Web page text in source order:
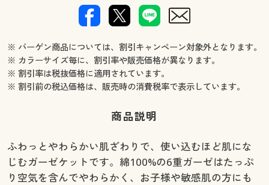
※ バーゲン商品については、割引キャンペーン対象外となります。
※ カラーサイズ毎に、割引率や販売価格が異なります。
※ 割引率は税抜価格に適用されています。
※ 割引前の税込価格は、販売時の消費税率で表示しています。
商品説明
ふわっとやわらかい肌ざわりで、使い込むほど肌にな
じむガーゼケットです。綿100%の6重ガーゼはたっぷ
り空気を含んでやわらかく、お子様や敏感肌の方にも